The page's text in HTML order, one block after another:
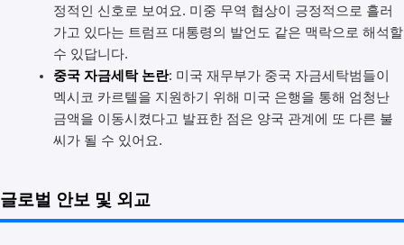
정적인 신호로 보여요. 미중 무역 협상이 긍정적으로 흘러
가고 있다는 트럼프 대통령의 발언도 같은 맥락으로 해석할
수 있답니다.
중국 자금세탁 논란: 미국 재무부가 중국 자금세탁범들이
멕시코 카르텔을 지원하기 위해 미국 은행을 통해 엄청난
금액을 이동시켰다고 발표한 점은 양국 관계에 또 다른 불
씨가 될 수 있어요.
글로벌 안보 및 외교